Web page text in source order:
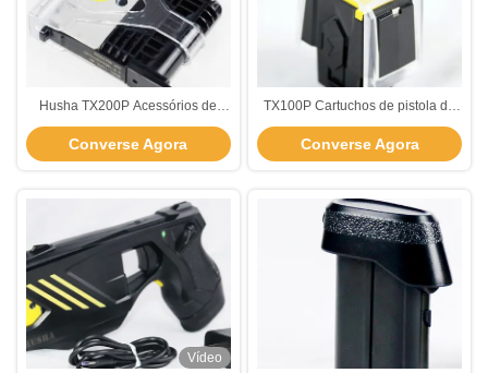
Husha TX200P Acessórios de
arma de choque Cartucho de
retenção remoto Peso leve
Converse Agora
TX100P Cartuchos de pistola de
choque elétrico de tiro único
Converse Agora
Vídeo